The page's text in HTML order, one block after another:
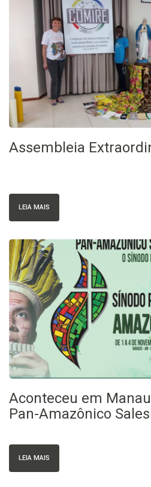
Assembleia
LEIA MAIS
Aconteceu em
Pan-Amazônico
LEIA MAIS